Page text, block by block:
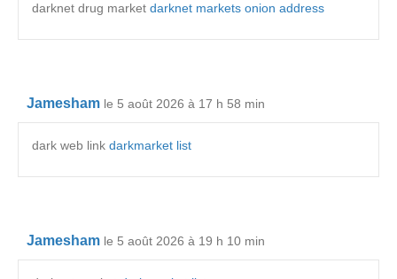
darknet drug market darknet markets onion address
Jamesham le 5 août 2026 à 17 h 58 min
dark web link darkmarket list
Jamesham le 5 août 2026 à 19 h 10 min